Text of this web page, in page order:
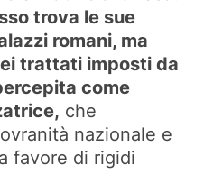
trova le sue
romani, ma
trattati imposti da
come
che
nazionale e
favore di rigidi